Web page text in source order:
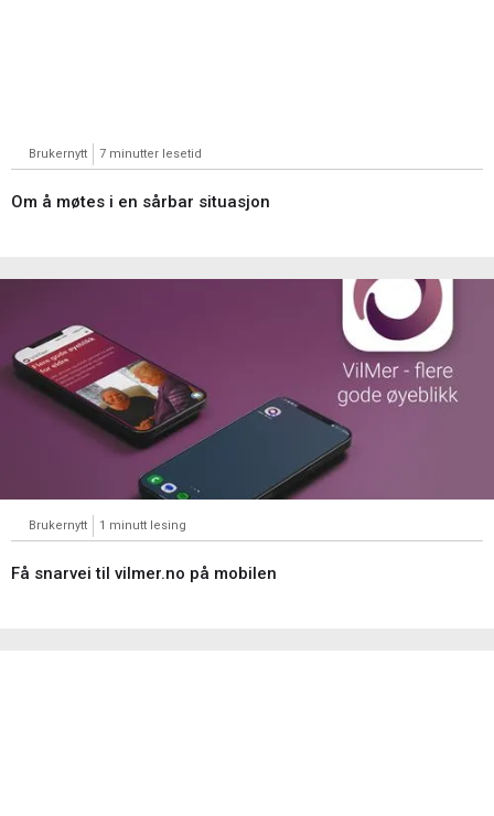
Brukernytt 7 minutter lesetid
Om å møtes i en sårbar situasjon
Brukernytt 1 minutt lesing
Få snarvei til vilmer.no på mobilen